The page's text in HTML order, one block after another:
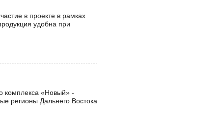
в проекте в рамках
удобна при
комплекса «Новый» -
регионы Дальнего Востока